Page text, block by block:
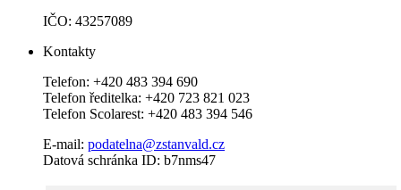
IČO: 43257089
Kontakty
Telefon: +420 483 394 690
Telefon ředitelka: +420 723 821 023
Telefon Scolarest: +420 483 394 546
E-mail: podatelna@zstanvald.cz
Datová schránka ID: b7nms47